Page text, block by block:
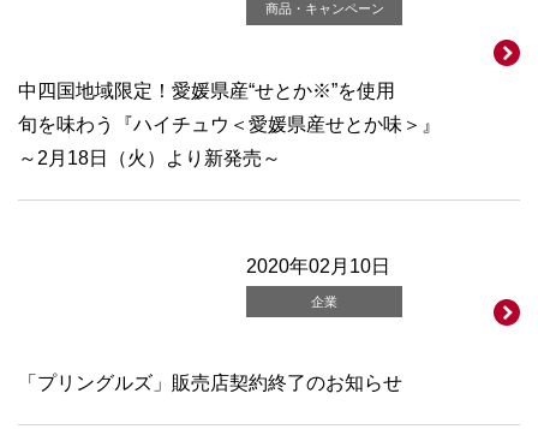
商品・キャンペーン
中四国地域限定！愛媛県産“せとか※”を使用
旬を味わう『ハイチュウ＜愛媛県産せとか味＞』
～2月18日（火）より新発売～
2020年02月10日
企業
「プリングルズ」販売店契約終了のお知らせ